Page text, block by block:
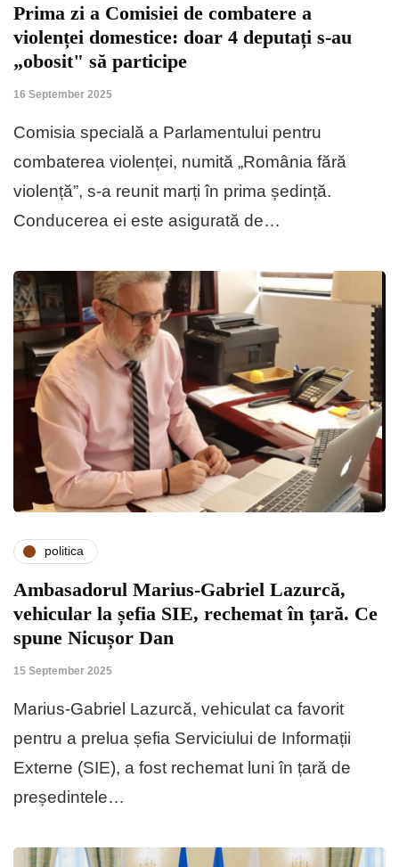
Prima zi a Comisiei de combatere a
violenței domestice: doar 4 deputați s-au
„obosit" să participe
16 September 2025
Comisia specială a Parlamentului pentru
combaterea violenței, numită „România fără
violență”, s-a reunit marți în prima ședință.
Conducerea ei este asigurată de…
politica
Ambasadorul Marius-Gabriel Lazurcă,
vehicular la șefia SIE, rechemat în țară. Ce
spune Nicușor Dan
15 September 2025
Marius-Gabriel Lazurcă, vehiculat ca favorit
pentru a prelua șefia Serviciului de Informații
Externe (SIE), a fost rechemat luni în țară de
președintele…